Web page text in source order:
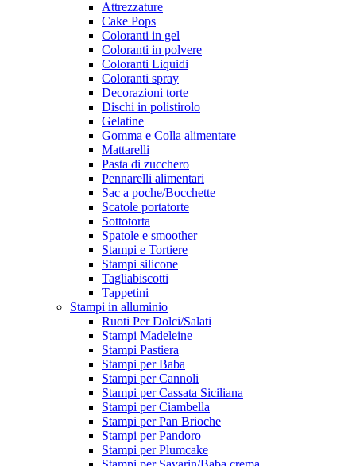
Attrezzature
Cake Pops
Coloranti in gel
Coloranti in polvere
Coloranti Liquidi
Coloranti spray
Decorazioni torte
Dischi in polistirolo
Gelatine
Gomma e Colla alimentare
Mattarelli
Pasta di zucchero
Pennarelli alimentari
Sac a poche/Bocchette
Scatole portatorte
Sottotorta
Spatole e smoother
Stampi e Tortiere
Stampi silicone
Tagliabiscotti
Tappetini
Stampi in alluminio
Ruoti Per Dolci/Salati
Stampi Madeleine
Stampi Pastiera
Stampi per Baba
Stampi per Cannoli
Stampi per Cassata Siciliana
Stampi per Ciambella
Stampi per Pan Brioche
Stampi per Pandoro
Stampi per Plumcake